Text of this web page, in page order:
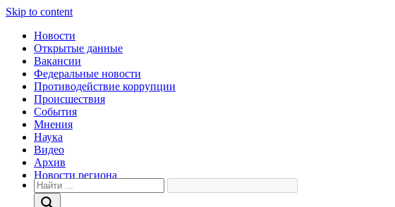
Skip to content
Новости
Открытые данные
Вакансии
Федеральные новости
Противодействие коррупции
Происшествия
События
Мнения
Наука
Видео
Архив
Новости региона